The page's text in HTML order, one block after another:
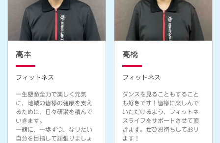
高本
フィットネス
一生懸命全力で楽しく元気
に、地域の皆様の健康を支え
るために、日々研鑽を積んで
いきます。
一緒に、一歩ずつ、なりたい
自分を目指して頑張りましょ
高橋
フィットネス
ダンスを見ることもすること
も好きです！皆様に楽しんで
いただけるよう、フィットネ
スライフをサポートさせて頂
きます。ぜひお待ちしており
ます！